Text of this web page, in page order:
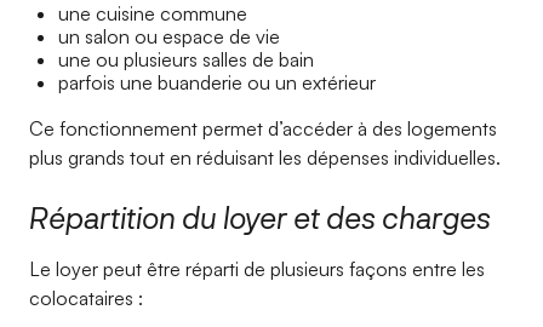
une cuisine commune
un salon ou espace de vie
une ou plusieurs salles de bain
parfois une buanderie ou un extérieur
Ce fonctionnement permet d’accéder à des logements
plus grands tout en réduisant les dépenses individuelles.
Répartition du loyer et des charges
Le loyer peut être réparti de plusieurs façons entre les
colocataires :